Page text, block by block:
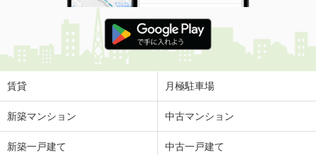
賃貸 月極駐車場
新築マンション 中古マンション
新築一戸建て 中古一戸建て